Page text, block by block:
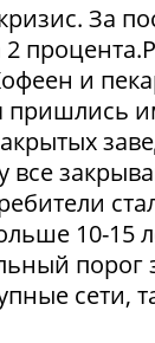
За
и
пришлись
10-15
порог
сети,